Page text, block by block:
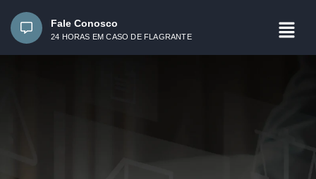
Fale Conosco
24 HORAS EM CASO DE FLAGRANTE